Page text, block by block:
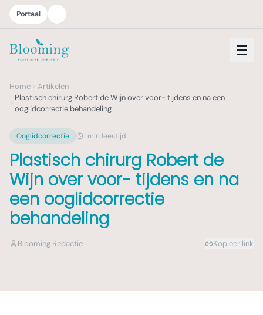
Portaal
Home
Artikelen
Plastisch chirurg Robert de Wijn over voor- tijdens en na een
ooglidcorrectie behandeling
Ooglidcorrectie 1 min leestijd
Plastisch chirurg Robert de
Wijn over voor- tijdens en na
een ooglidcorrectie
behandeling
Blooming Redactie Kopieer link